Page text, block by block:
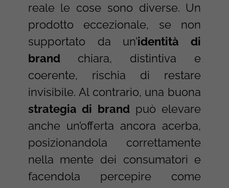
reale le cose sono diverse. Un
prodotto eccezionale, se non
supportato da un’identità di
brand chiara, distintiva e
coerente, rischia di restare
invisibile. Al contrario, una buona
strategia di brandpuò elevare
anche un’offerta ancora acerba,
posizionandola correttamente
nella mente dei consumatori e
facendola percepire come